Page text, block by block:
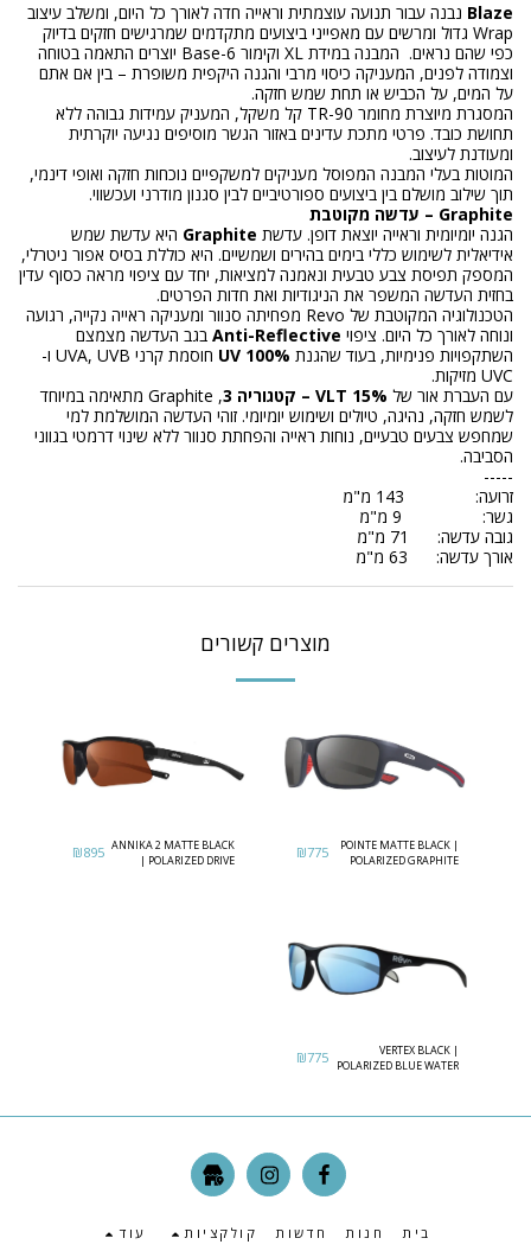
Blaze נבנה עבור תנועה עוצמתית וראייה חדה לאורך כל היום, ומשלב עיצוב
Wrap גדול ומרשים עם מאפייני ביצועים מתקדמים שמרגישים חזקים בדיוק
כפי שהם נראים. המבנה במידת XL וקימור 6-Base יוצרים התאמה בטוחה
וצמודה לפנים, המעניקה כיסוי מרבי והגנה היקפית משופרת – בין אם אתם
על המים, על הכביש או תחת שמש חזקה.
המסגרת מיוצרת מחומר TR-90 קל משקל, המעניק עמידות גבוהה ללא
תחושת כובד. פרטי מתכת עדינים באזור הגשר מוסיפים נגיעה יוקרתית
ומעודנת לעיצוב.
המוטות בעלי המבנה המפוסל מעניקים למשקפיים נוכחות חזקה ואופי דינמי,
תוך שילוב מושלם בין ביצועים ספורטיביים לבין סגנון מודרני ועכשווי.
Graphite – עדשה מקוטבת
הגנה יומיומית וראייה יוצאת דופן. עדשת Graphite היא עדשת שמש
אידיאלית לשימוש כללי בימים בהירים ושמשיים. היא כוללת בסיס אפור ניטרלי,
המספק תפיסת צבע טבעית ונאמנה למציאות, יחד עם ציפוי מראה כסוף עדין
בחזית העדשה המשפר את הניגודיות ואת חדות הפרטים.
הטכנולוגיה המקוטבת של Revo מפחיתה סנוור ומעניקה ראייה נקייה, רגועה
ונוחה לאורך כל היום. ציפוי Anti-Reflective בגב העדשה מצמצם
השתקפויות פנימיות, בעוד שהגנת 100% UV
חוסמת קרני UVA, UVB ו-
UVC מזיקות.
עם העברת אור של 15% VLT – קטגוריה 3
, Graphite מתאימה במיוחד
לשמש חזקה, נהיגה, טיולים ושימוש יומיומי. זוהי העדשה המושלמת למי
שמחפש צבעים טבעיים, נוחות ראייה והפחתת סנוור ללא שינוי דרמטי בגווני
הסביבה.
-----
זרועה: 143 מ"מ
גשר: 9 מ"מ
גובה עדשה: 71 מ"מ
אורך עדשה: 63 מ"מ
מוצרים קשורים
POINTE MATTE BLACK |
POLARIZED GRAPHITE
₪775
ANNIKA 2 MATTE BLACK
| POLARIZED DRIVE
₪895
VERTEX BLACK |
POLARIZED BLUE WATER
₪775
בית חנות חדשות קולקציות עוד